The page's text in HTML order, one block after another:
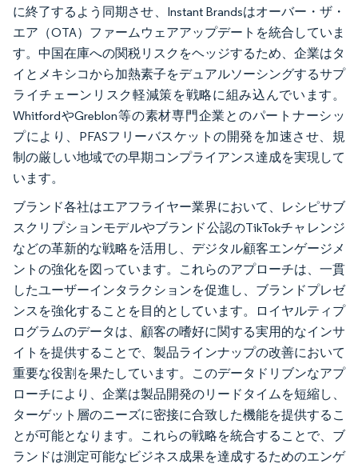
に終了するよう同期させ、Instant Brandsはオーバー・ザ・
エア（OTA）ファームウェアアップデートを統合していま
す。中国在庫への関税リスクをヘッジするため、企業はタ
イとメキシコから加熱素子をデュアルソーシングするサプ
ライチェーンリスク軽減策を戦略に組み込んでいます。
WhitfordやGreblon等の素材専門企業とのパートナーシッ
プにより、PFASフリーバスケットの開発を加速させ、規
制の厳しい地域での早期コンプライアンス達成を実現して
います。
ブランド各社はエアフライヤー業界において、レシピサブ
スクリプションモデルやブランド公認のTikTokチャレンジ
などの革新的な戦略を活用し、デジタル顧客エンゲージメ
ントの強化を図っています。これらのアプローチは、一貫
したユーザーインタラクションを促進し、ブランドプレゼ
ンスを強化することを目的としています。ロイヤルティプ
ログラムのデータは、顧客の嗜好に関する実用的なインサ
イトを提供することで、製品ラインナップの改善において
重要な役割を果たしています。このデータドリブンなアプ
ローチにより、企業は製品開発のリードタイムを短縮し、
ターゲット層のニーズに密接に合致した機能を提供するこ
とが可能となります。これらの戦略を統合することで、ブ
ランドは測定可能なビジネス成果を達成するためのエンゲ